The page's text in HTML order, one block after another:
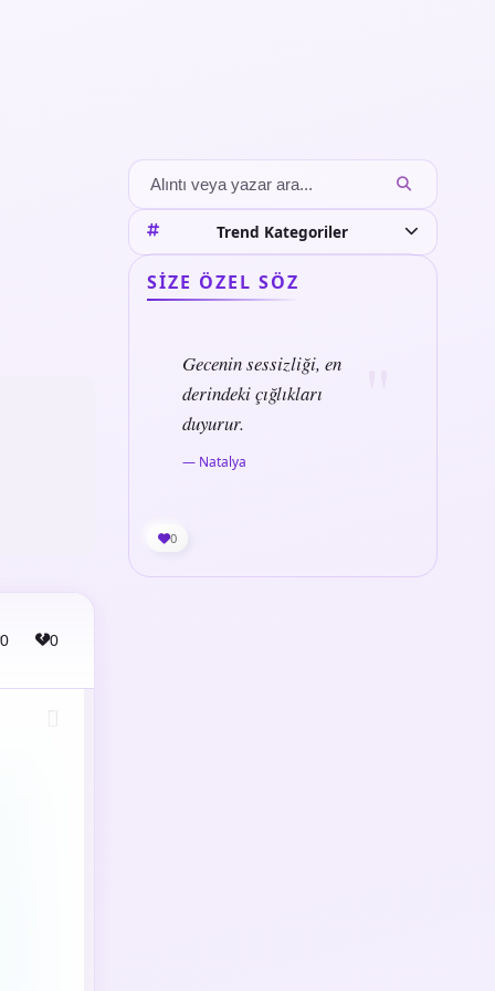
0 0
Trend Kategoriler
SIZE ÖZEL SÖZ
Gecenin sessizliği, en
derindeki çığlıkları
duyurur.
— Natalya
0